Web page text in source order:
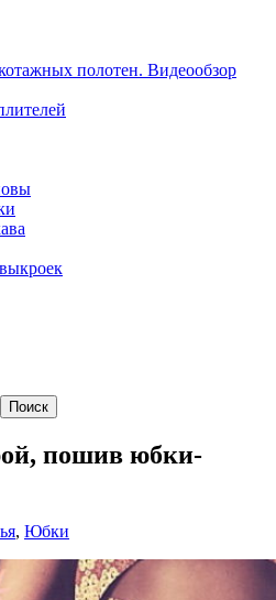
полотен. Видеообзор
пошив юбки-
, Юбки